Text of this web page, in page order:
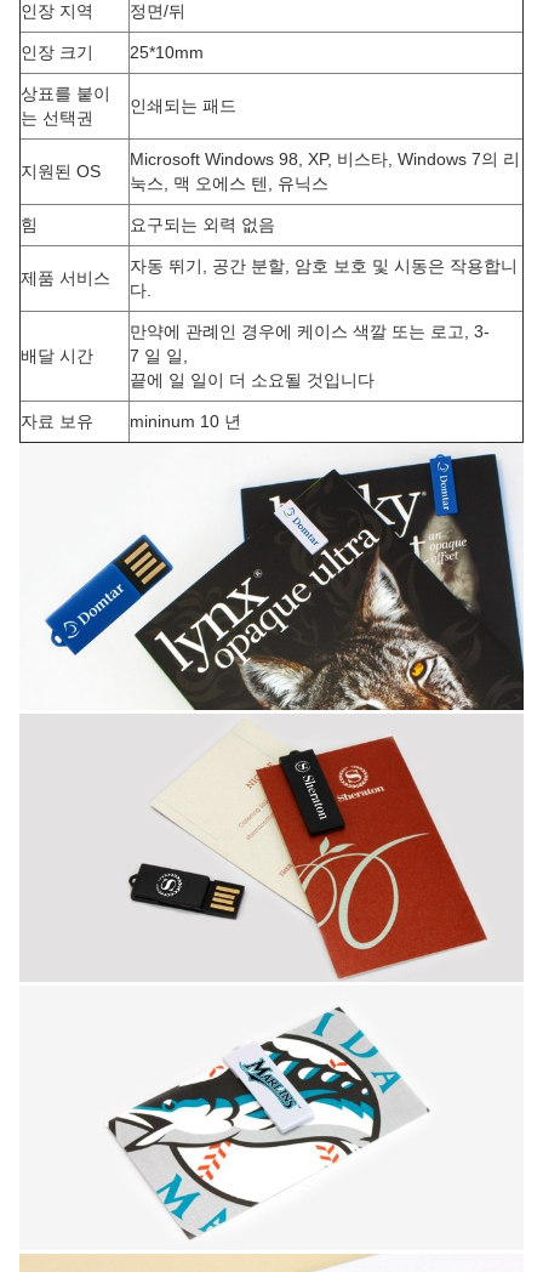
인장 지역 정면/뒤
인장 크기 25*10mm
상표를 붙이
는 선택권
인쇄되는 패드
지원된 OS
Microsoft Windows 98, XP, 비스타, Windows 7의 리
눅스, 맥 오에스 텐, 유닉스
힘 요구되는 외력 없음
제품 서비스
자동 뛰기, 공간 분할, 암호 보호 및 시동은 작용합니
다.
배달 시간
만약에 관례인 경우에 케이스 색깔 또는 로고, 3-
7 일 일,
끝에 일 일이 더 소요될 것입니다
자료 보유 mininum 10 년